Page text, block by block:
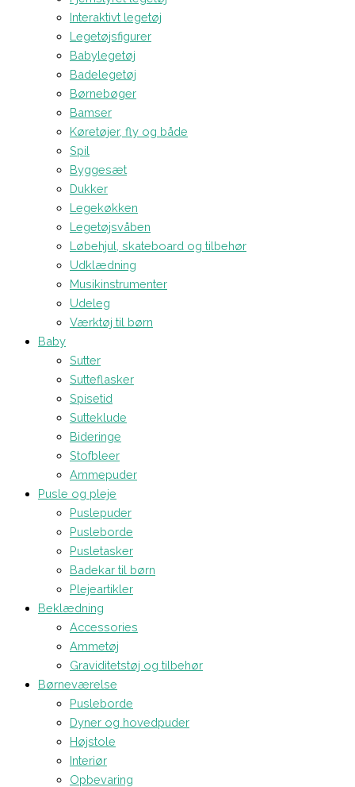
Interaktivt legetøj
Legetøjsfigurer
Babylegetøj
Badelegetøj
Børnebøger
Bamser
Køretøjer, fly og både
Spil
Byggesæt
Dukker
Legekøkken
Legetøjsvåben
Løbehjul, skateboard og tilbehør
Udklædning
Musikinstrumenter
Udeleg
Værktøj til børn
Baby
Sutter
Sutteflasker
Spisetid
Sutteklude
Bideringe
Stofbleer
Ammepuder
Pusle og pleje
Puslepuder
Pusleborde
Pusletasker
Badekar til børn
Plejeartikler
Beklædning
Accessories
Ammetøj
Graviditetstøj og tilbehør
Børneværelse
Pusleborde
Dyner og hovedpuder
Højstole
Interiør
Opbevaring